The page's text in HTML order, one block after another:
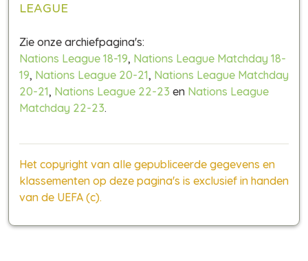
LEAGUE
Zie onze archiefpagina's:
Nations League 18-19, Nations League Matchday 18-
19, Nations League 20-21, Nations League Matchday
20-21, Nations League 22-23 en Nations League
Matchday 22-23.
Het copyright van alle gepubliceerde gegevens en
klassementen op deze pagina's is exclusief in handen
van de UEFA (c).